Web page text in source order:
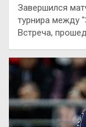
Завершился
турнира между
Встреча,